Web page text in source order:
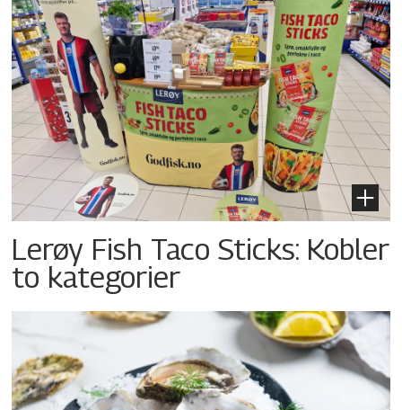
Lerøy Fish Taco Sticks: Kobler
to kategorier